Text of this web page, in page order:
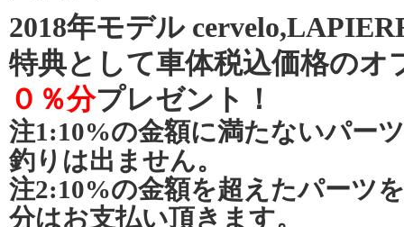
2018年モデル
特典として車体税込価格のオ
０％分プレゼント！
注1:10%の金額に満たないパー
釣りは出ません。
注2:10%の金額を超えたパーツ
分はお支払い頂きます。